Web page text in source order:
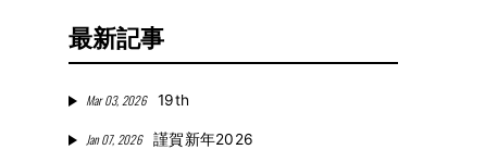
最新記事
Mar 03, 2026 19th
Jan 07, 2026 謹賀新年2026